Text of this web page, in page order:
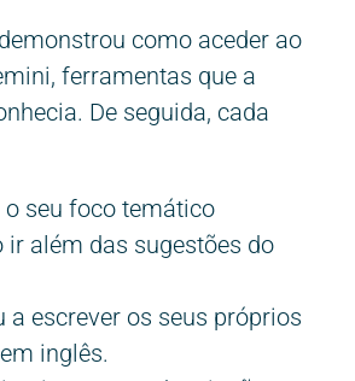
como aceder ao
ferramentas que a
De seguida, cada
o seu foco temático
ir além das sugestões do
a escrever os seus próprios
inglês.